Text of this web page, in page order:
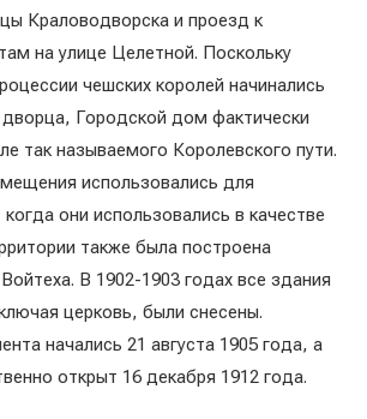
Краловодворска и проезд к
на улице Целетной. Поскольку
чешских королей начинались
Городской дом фактически
так называемого Королевского пути.
использовались для
они использовались в качестве
также была построена
В 1902-1903 годах все здания
церковь, были снесены.
начались 21 августа 1905 года, а
открыт 16 декабря 1912 года.